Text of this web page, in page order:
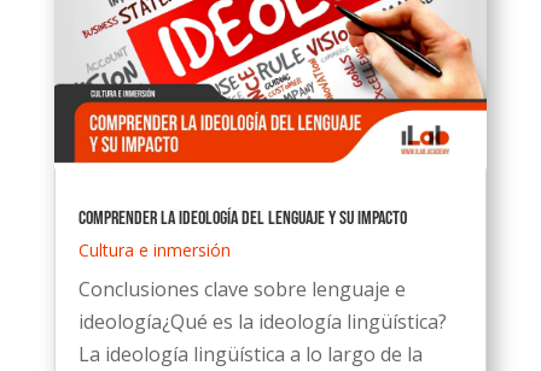
Comprender la Ideología del Lenguaje y su Impacto
Cultura e inmersión
Conclusiones clave sobre lenguaje e
ideología¿Qué es la ideología lingüística?
La ideología lingüística a lo largo de la